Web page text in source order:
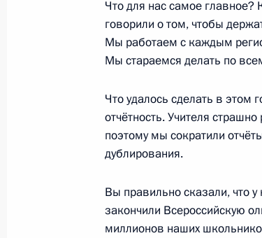
20 июня 2018 года, 16:00
23 января 2018 года, 16:00
27 октября 2017 года, 17:00
Что для нас самое
говорили о том, чтобы
Мы работаем с каждым
Мы стараемся делать по
Что удалось сделать в этом
отчётность. Учителя
поэтому мы сократили
дублирования.
Вы правильно сказали, что
закончили Всероссийскую
миллионов наших